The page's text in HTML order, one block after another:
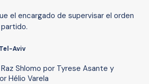
el encargado de supervisar el orden
Aviv
Shlomo por Tyrese Asante y
Hélio Varela